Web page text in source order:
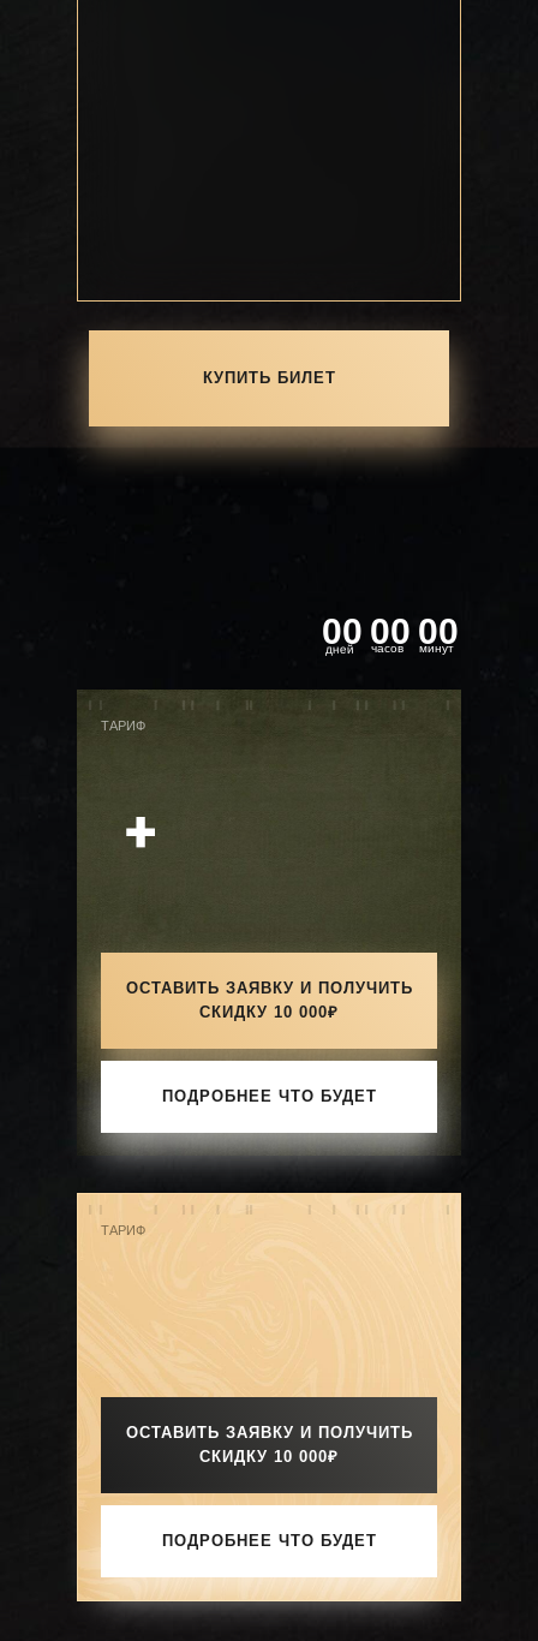
КУПИТЬ БИЛЕТ
ТАРИФ
ОСТАВИТЬ ЗАЯВКУ И ПОЛУЧИТЬ
СКИДКУ 10 000₽
ТАРИФ
ОСТАВИТЬ ЗАЯВКУ И ПОЛУЧИТЬ
СКИДКУ 10 000₽
ПОДРОБНЕЕ ЧТО БУДЕТ
ПОДРОБНЕЕ ЧТО БУДЕТ
00
00
00
дней часов минут